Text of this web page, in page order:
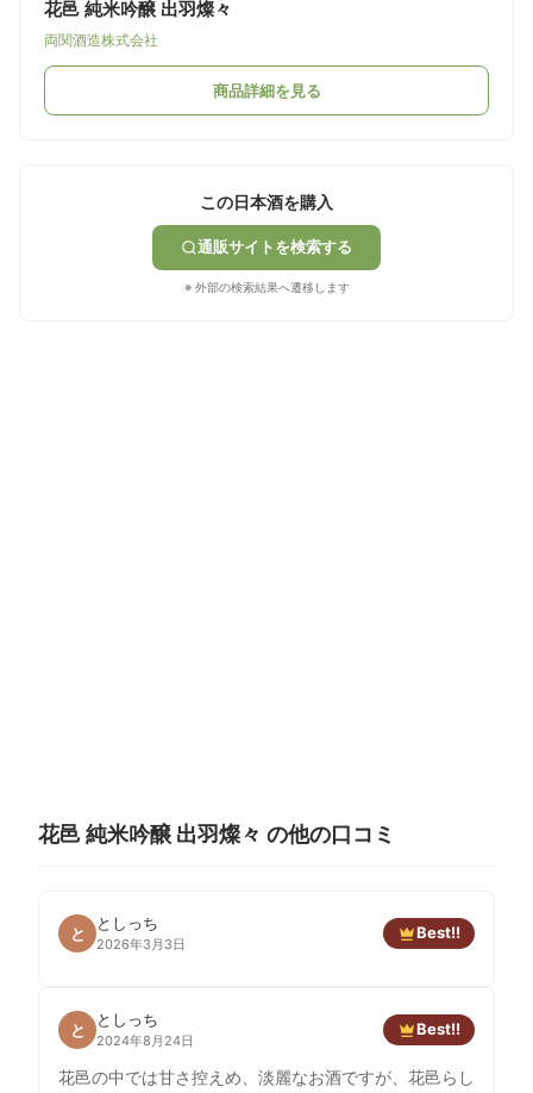
花邑 純米吟醸 出羽燦々
両関酒造株式会社
商品詳細を見る
この日本酒を購入
通販サイトを検索する
※ 外部の検索結果へ遷移します
花邑 純米吟醸 出羽燦々 の他の口コミ
と
としっち
2026年3月3日
Best!!
と
としっち
2024年8月24日
Best!!
花邑の中では甘さ控えめ、淡麗なお酒ですが、花邑らし